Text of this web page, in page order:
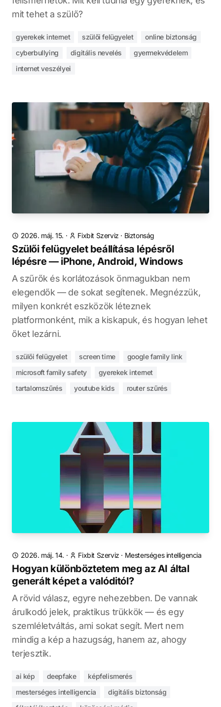
mit tehet a szülő?
gyerekek internet szülői felügyelet
online biztonság
cyberbullying
digitális nevelés
gyermekvédelem
internet veszélyei
2026. máj. 15. · Fixbit Szerviz · Biztonság
Szülői felügyelet beállítása lépésről
lépésre — iPhone, Android, Windows
A szűrők és korlátozások önmagukban nem
elegendők — de sokat segítenek. Megnézzük,
milyen konkrét eszközök léteznek
platformonként, mik a kiskapuk, és hogyan lehet
őket lezárni.
szülői felügyelet screen time
google family link
microsoft family safety
gyerekek internet
tartalomszűrés
youtube kids router szűrés
2026. máj. 14. · Fixbit Szerviz · Mesterséges intelligencia
Hogyan különböztetem meg az AI által
generált képet a valóditól?
A rövid válasz, egyre nehezebben. De vannak
árulkodó jelek, praktikus trükkök — és egy
szemléletváltás, ami sokat segít. Mert nem
mindig a kép a hazugság, hanem az, ahogy
terjesztik.
ai kép deepfake
képfelismerés
mesterséges intelligencia
digitális biztonság